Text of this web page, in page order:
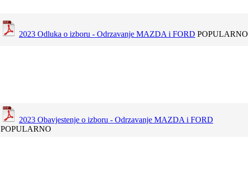
2023 Odluka o izboru - Odrzavanje MAZDA i FORD POPULARNO
2023 Obavjestenje o izboru - Odrzavanje MAZDA i FORD
POPULARNO